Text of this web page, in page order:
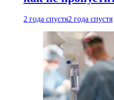
2 года спустя2 года спустя